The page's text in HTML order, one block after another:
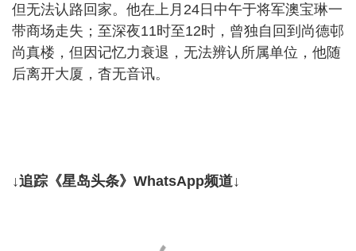
但无法认路回家。他在上月24日中午于将军澳宝琳一
带商场走失；至深夜11时至12时，曾独自回到尚德邨
尚真楼，但因记忆力衰退，无法辨认所属单位，他随
后离开大厦，杳无音讯。
↓追踪《星岛头条》WhatsApp频道↓